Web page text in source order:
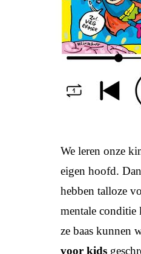
We leren onze
eigen hoofd.
hebben talloze
mentale
ze baas kunnen
voor kids